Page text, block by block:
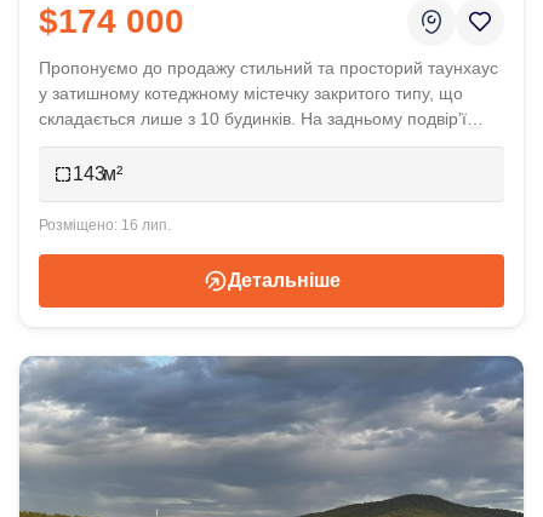
Пропонуємо до продажу стильний та просторий таунхаус
у затишному котеджному містечку закритого типу, що
складається лише з 10 будинків. На задньому подвір’ї
облаштована затишна накрита тераса, яка стане чудовим
місцем для сімейного відпочинку чи зустрічей із друзями.
16 лип.
$174 000
143
Детальніше